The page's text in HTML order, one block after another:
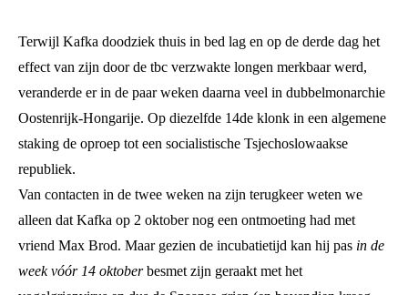
Terwijl Kafka doodziek thuis in bed lag en op de derde dag het
effect van zijn door de tbc verzwakte longen merkbaar werd,
veranderde er in de paar weken daarna veel in dubbelmonarchie
Oostenrijk-Hongarije. Op diezelfde 14de klonk in een algemene
staking de oproep tot een socialistische Tsjechoslowaakse
republiek.
Van contacten in de twee weken na zijn terugkeer weten we
alleen dat Kafka op 2 oktober nog een ontmoeting had met
vriend Max Brod. Maar gezien de incubatietijd kan hij pas in de
week vóór 14 oktoberbesmet zijn geraakt met het